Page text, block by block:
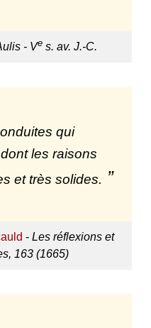
- Ves. av. J.-C.
qui
les raisons
et très solides.
- Les réflexions et
163 (1665)